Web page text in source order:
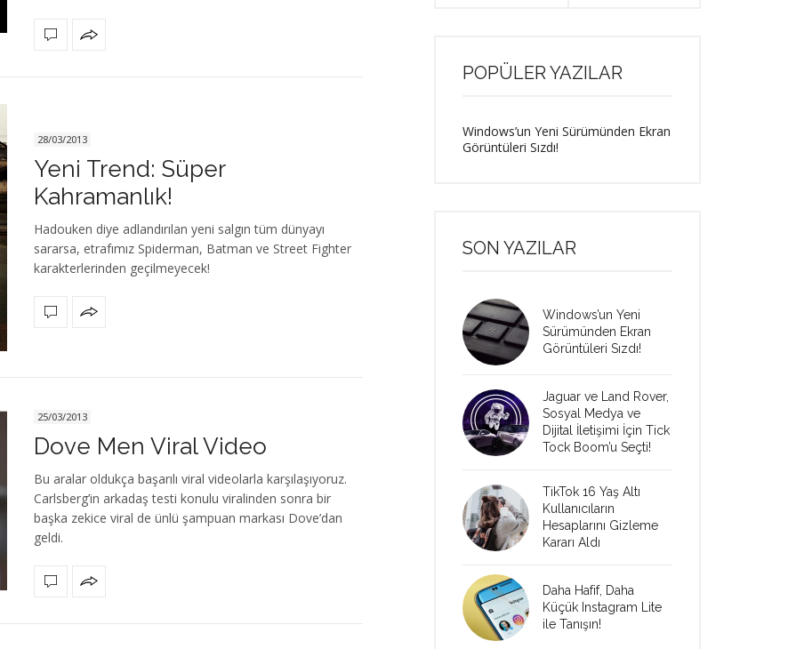
28/03/2013
Yeni Trend: Süper
Kahramanlık!
Hadouken diye adlandırılan yeni salgın tüm dünyayı
sararsa, etrafımız Spiderman, Batman ve Street Fighter
karakterlerinden geçilmeyecek!
25/03/2013
Dove Men Viral Video
Bu aralar oldukça başarılı viral videolarla karşılaşıyoruz.
Carlsberg’in arkadaş testi konulu viralinden sonra bir
başka zekice viral de ünlü şampuan markası Dove’dan
geldi.
POPÜLER YAZILAR
Windows’un Yeni Sürümünden Ekran
Görüntüleri Sızdı!
SON YAZILAR
Windows’un Yeni
Sürümünden Ekran
Görüntüleri Sızdı!
Jaguar ve Land Rover,
Sosyal Medya ve
Dijital İletişimi İçin Tick
Tock Boom’u Seçti!
TikTok 16 Yaş Altı
Kullanıcıların
Hesaplarını Gizleme
Kararı Aldı
Daha Hafif, Daha
Küçük Instagram Lite
ile Tanışın!